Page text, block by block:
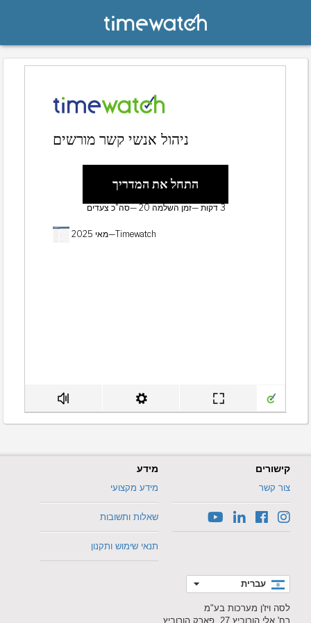
קישורים
צור קשר
מידע
מידע מקצועי
שאלות ותשובות
תנאי שימוש ותקנון
עברית
לסה ויז'ן מערכות בע"מ
רח' אלי הורוביץ 27, פארק הורוביץ,